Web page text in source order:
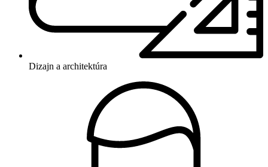
Dizajn a architektúra